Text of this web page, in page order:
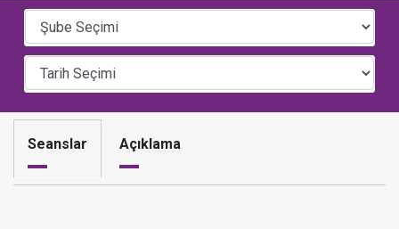
Seanslar Açıklama